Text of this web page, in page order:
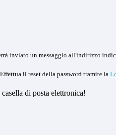
inviato un messaggio all'indirizzo
il reset della password tramite la
di posta elettronica!